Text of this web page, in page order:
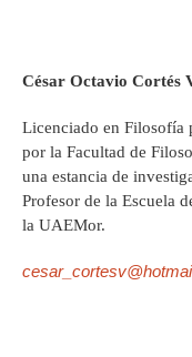
César Octavio Cortés
Licenciado en Filosofía
por la Facultad de
una estancia de
Profesor de la Escuela
la UAEMor.